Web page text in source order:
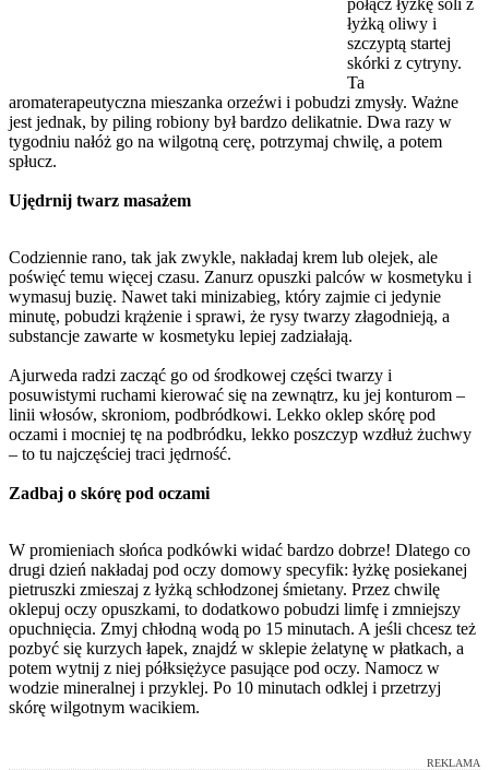
łyżką oliwy i
szczyptą startej
skórki z cytryny.
Ta
aromaterapeutyczna mieszanka orzeźwi i pobudzi zmysły. Ważne
jest jednak, by piling robiony był bardzo delikatnie. Dwa razy w
tygodniu nałóż go na wilgotną cerę, potrzymaj chwilę, a potem
spłucz.
Ujędrnij twarz masażem
Codziennie rano, tak jak zwykle, nakładaj krem lub olejek, ale
poświęć temu więcej czasu. Zanurz opuszki palców w kosmetyku i
wymasuj buzię. Nawet taki minizabieg, który zajmie ci jedynie
minutę, pobudzi krążenie i sprawi, że rysy twarzy złagodnieją, a
substancje zawarte w kosmetyku lepiej zadziałają.
Ajurweda radzi zacząć go od środkowej części twarzy i
posuwistymi ruchami kierować się na zewnątrz, ku jej konturom –
linii włosów, skroniom, podbródkowi. Lekko oklep skórę pod
oczami i mocniej tę na podbródku, lekko poszczyp wzdłuż żuchwy
– to tu najczęściej traci jędrność.
Zadbaj o skórę pod oczami
W promieniach słońca podkówki widać bardzo dobrze! Dlatego co
drugi dzień nakładaj pod oczy domowy specyfik: łyżkę posiekanej
pietruszki zmieszaj z łyżką schłodzonej śmietany. Przez chwilę
oklepuj oczy opuszkami, to dodatkowo pobudzi limfę i zmniejszy
opuchnięcia. Zmyj chłodną wodą po 15 minutach. A jeśli chcesz też
pozbyć się kurzych łapek, znajdź w sklepie żelatynę w płatkach, a
potem wytnij z niej półksiężyce pasujące pod oczy. Namocz w
wodzie mineralnej i przyklej. Po 10 minutach odklej i przetrzyj
skórę wilgotnym wacikiem.
REKLAMA